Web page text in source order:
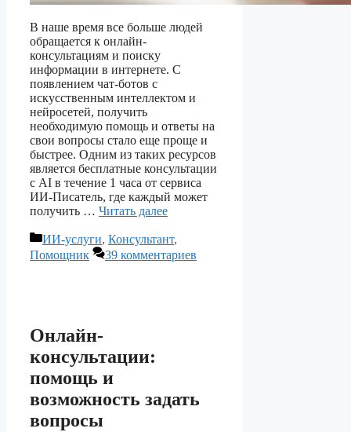
В наше время все больше людей
обращается к онлайн-
консультациям и поиску
информации в интернете. С
появлением чат-ботов с
искусственным интеллектом и
нейросетей, получить
необходимую помощь и ответы на
свои вопросы стало еще проще и
быстрее. Одним из таких ресурсов
является бесплатные консультации
с AI в течение 1 часа от сервиса
ИИ-Писатель, где каждый может
получить … Читать далее
Рубрики
ИИ-услуги, Консультант,
Помощник
39 комментариев
Онлайн-
консультации:
помощь и
возможность задать
вопросы